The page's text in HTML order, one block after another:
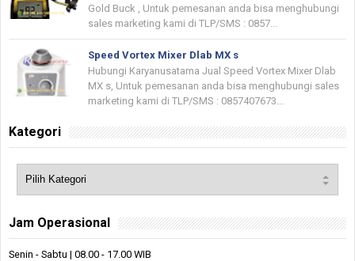
Gold Buck , Untuk pemesanan anda bisa menghubungi
sales marketing kami di TLP/SMS : 0857...
Speed Vortex Mixer Dlab MX s
Hubungi Karyanusatama Jual Speed Vortex Mixer Dlab
MX s, Untuk pemesanan anda bisa menghubungi sales
marketing kami di TLP/SMS : 0857407673...
Kategori
Jam Operasional
Senin - Sabtu | 08.00 - 17.00 WIB